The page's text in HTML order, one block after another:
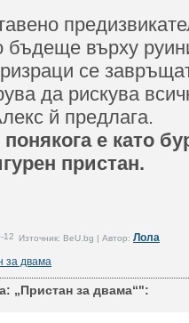
бъдеще върху
се
да рискува
й предлага.
е като
пристан.
12 Източник: BeU.bg | Автор: Лола
за двама
„Пристан за двама“":